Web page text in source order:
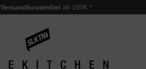
Versandkostenfrei ab 100€ *